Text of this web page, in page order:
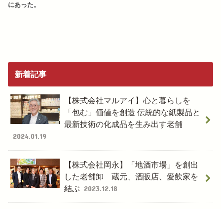
にあった。
新着記事
【株式会社マルアイ】心と暮らしを
「包む」価値を創造 伝統的な紙製品と
最新技術の化成品を生み出す老舗
2024.01.19
【株式会社岡永】「地酒市場」を創出
した老舗卸 蔵元、酒販店、愛飲家を
結ぶ 2023.12.18